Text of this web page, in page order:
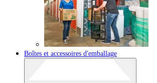
Boîtes et accessoires d'emballage